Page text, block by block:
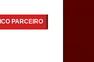
PARCEIRO